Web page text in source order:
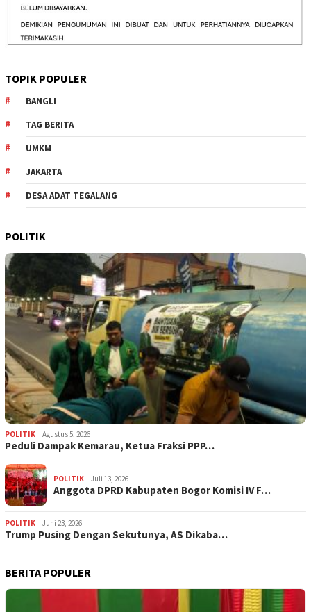
TOPIK POPULER
BANGLI
TAG BERITA
UMKM
JAKARTA
DESA ADAT TEGALANG
POLITIK
POLITIK Agustus 5, 2026
‎Peduli Dampak Kemarau, Ketua Fraksi PPP…
POLITIK Juli 13, 2026
Anggota DPRD Kabupaten Bogor Komisi IV F…
POLITIK Juni 23, 2026
Trump Pusing Dengan Sekutunya, AS Dikaba…
BERITA POPULER